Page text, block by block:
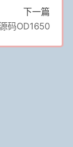
下一篇
码OD1650